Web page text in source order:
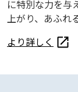
に特別な力を与
上がり、あふれ
より詳しく